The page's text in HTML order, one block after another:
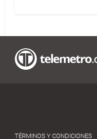
TÉRMINOS Y CONDICIONES